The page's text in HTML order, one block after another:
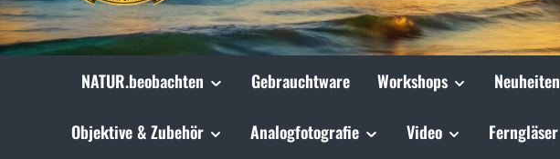
NATUR.beobachten Gebrauchtware Workshops Neuheiten
Objektive & Zubehör Analogfotografie Video Ferngläser